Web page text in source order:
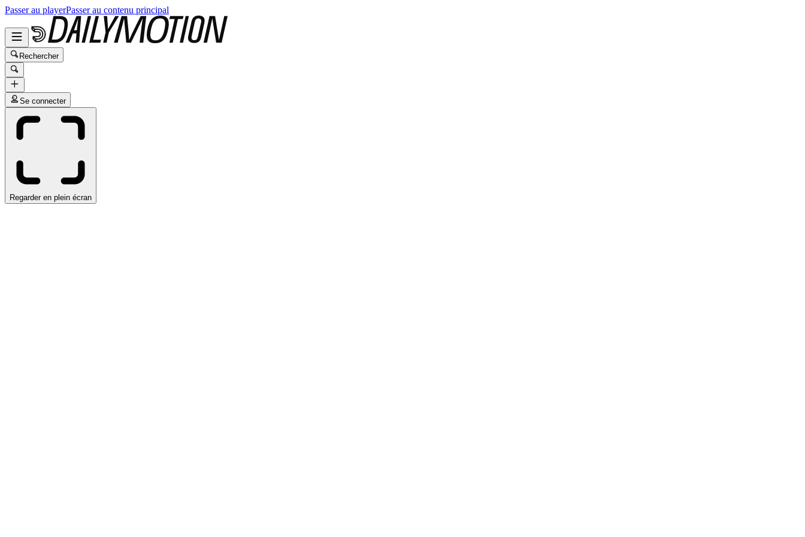
Passer au playerPasser au contenu principal
Rechercher
Se connecter
Regarder en plein écran